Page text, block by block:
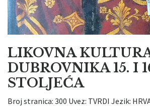
LIKOVNA
DUBROVNIKA 15. I
STOLJEĆA
Broj stranica: 300 Uvez: TVRDI Jezik: